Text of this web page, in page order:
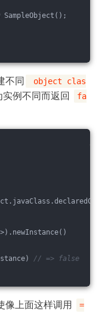
不同
object clas
实例不同而返回
fa
// => false
像上面这样调用
=